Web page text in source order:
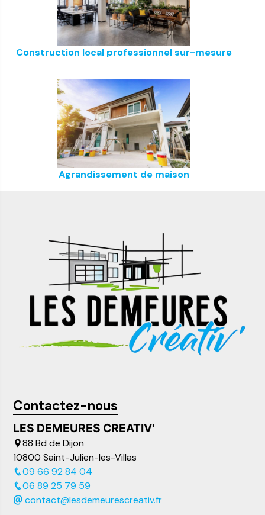
Construction local professionnel sur-mesure
Agrandissement de maison
Contactez-nous
LES DEMEURES CREATIV'
88 Bd de Dijon
10800 Saint-Julien-les-Villas
09 66 92 84 04
06 89 25 79 59
contact@lesdemeurescreativ.fr